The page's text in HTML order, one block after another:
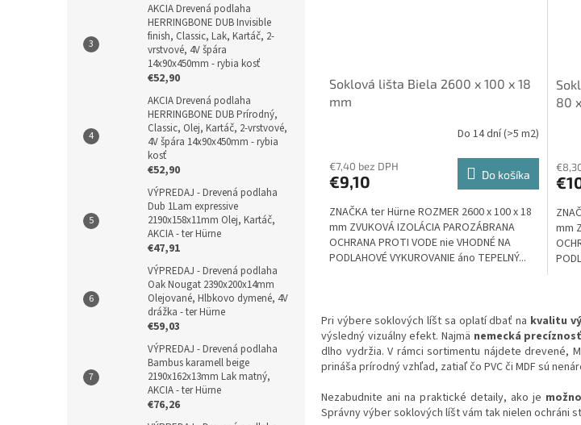
AKCIA Drevená podlaha
HERRINGBONE DUB Invisible
finish, Classic, Lak, Kartáč, 2-
vrstvové, 4V špára
14x90x450mm - rybia kosť
€52,90
AKCIA Drevená podlaha
HERRINGBONE DUB Prírodný,
Classic, Olej, Kartáč, 2-vrstvové,
4V špára 14x90x450mm - rybia
kosť
€52,90
VÝPREDAJ - Drevená podlaha
Dub 1Lam expressive
2190x158x11mm Olej, Kartáč,
AKCIA - ter Hürne
€47,91
VÝPREDAJ - Drevená podlaha
Oak Nougat 2390x200x14mm
Olejované, Hlbkovo dymené, 4V
drážka - ter Hürne
€59,03
VÝPREDAJ - Drevená podlaha
Bambus karamell beige
2190x162x13mm Lak matný,
AKCIA - ter Hürne
€76,26
Soklová lišta Biela 2600 x 100 x 18
mm
Do 14 dní(>5 m2)
€7,40 bez DPH
€9,10 Do košíka
ZNAČKA ter Hürne ROZMER 2600 x 100 x 18
mm ZVUKOVÁ IZOLÁCIA PAROZÁBRANA
OCHRANA PROTI VODE nie VHODNÉ NA
PODLAHOVÉ VYKUROVANIE áno TEPELNÝ...
80
mm
Pri výbere soklových líšt sa oplatí dbať na kvalitu
výsledný vizuálny efekt. Najmä nemecká precíznosť
dlho vydržia. V rámci sortimentu nájdete drevené,
prináša prírodný vzhľad, zatiaľ čo PVC či MDF sú
Nezabudnite ani na praktické detaily, ako je
Správny výber soklových líšt vám tak nielen ochráni